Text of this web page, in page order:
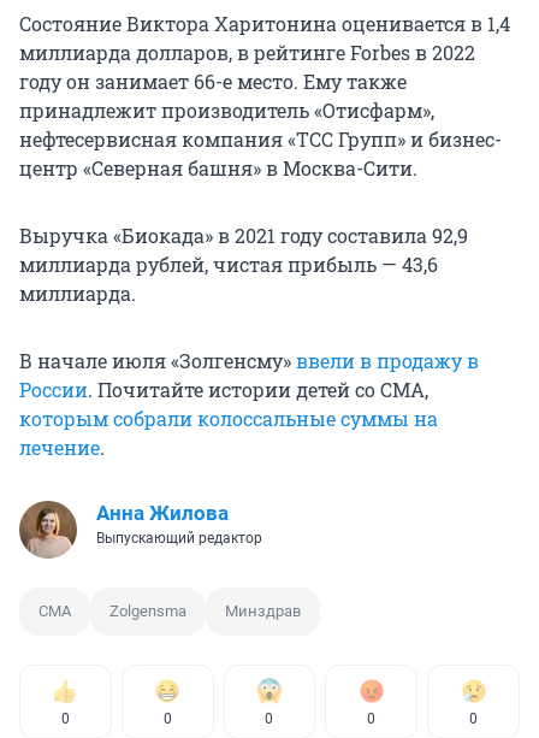
Состояние Виктора Харитонина оценивается в 1,4
миллиарда долларов, в рейтинге Forbes в 2022
году он занимает 66-е место. Ему также
принадлежит производитель «Отисфарм»,
нефтесервисная компания «ТСС Групп» и бизнес-
центр «Северная башня» в Москва-Сити.
Выручка «Биокада» в 2021 году составила 92,9
миллиарда рублей, чистая прибыль — 43,6
миллиарда.
В начале июля «Золгенсму»ввели в продажу в
России. Почитайте истории детей со СМА,
которым собрали колоссальные суммы на
лечение.
Анна Жилова
Выпускающий редактор
СМА Zolgensma Минздрав
0 0 0 0 0